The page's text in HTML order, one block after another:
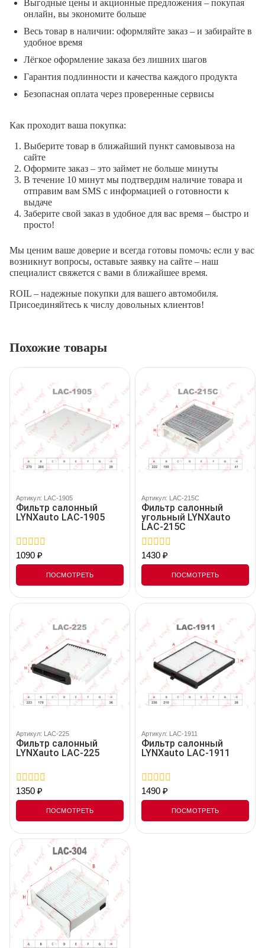
Выгодные цены и акционные предложения – покупая
онлайн, вы экономите больше
Весь товар в наличии: оформляйте заказ – и забирайте в
удобное время
Лёгкое оформление заказа без лишних шагов
Гарантия подлинности и качества каждого продукта
Безопасная оплата через проверенные сервисы
Как проходит ваша покупка:
Выберите товар в ближайший пункт самовывоза на
сайте
Оформите заказ – это займет не больше минуты
В течение 10 минут мы подтвердим наличие товара и
отправим вам SMS с информацией о готовности к
выдаче
Заберите свой заказ в удобное для вас время – быстро и
просто!
Мы ценим ваше доверие и всегда готовы помочь: если у вас
возникнут вопросы, оставьте заявку на сайте – наш
специалист свяжется с вами в ближайшее время.
ROIL – надежные покупки для вашего автомобиля.
Присоединяйтесь к числу довольных клиентов!
Похожие товары
Артикул: LAC-1905
Фильтр салонный
LYNXauto LAC-1905
0
out
5
1090 ₽
ПОСМОТРЕТЬ
Артикул: LAC-215C
Фильтр салонный
угольный LYNXauto
LAC-215C
0
out
5
1430 ₽
ПОСМОТРЕТЬ
Артикул: LAC-225
Фильтр салонный
LYNXauto LAC-225
0
out
5
1350 ₽
ПОСМОТРЕТЬ
Артикул: LAC-1911
Фильтр салонный
LYNXauto LAC-1911
0
out
5
1490 ₽
ПОСМОТРЕТЬ